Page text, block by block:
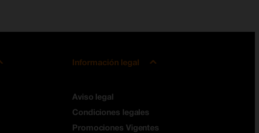
Información legal
Aviso legal
Condiciones legales
Promociones Vigentes